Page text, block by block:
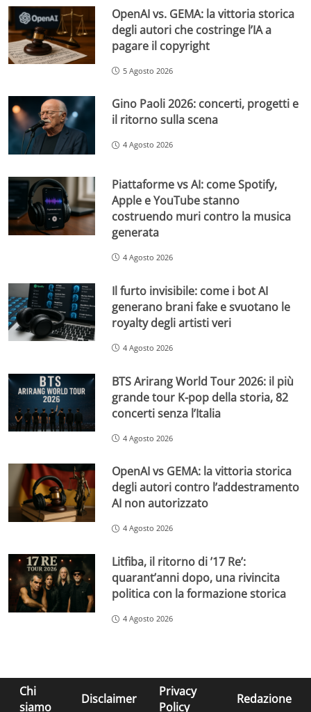
OpenAI vs. GEMA: la vittoria storica
degli autori che costringe l’IA a
pagare il copyright
5 Agosto 2026
Gino Paoli 2026: concerti, progetti e
il ritorno sulla scena
4 Agosto 2026
Piattaforme vs AI: come Spotify,
Apple e YouTube stanno
costruendo muri contro la musica
generata
4 Agosto 2026
Il furto invisibile: come i bot AI
generano brani fake e svuotano le
royalty degli artisti veri
4 Agosto 2026
BTS Arirang World Tour 2026: il più
grande tour K-pop della storia, 82
concerti senza l’Italia
4 Agosto 2026
OpenAI vs GEMA: la vittoria storica
degli autori contro l’addestramento
AI non autorizzato
4 Agosto 2026
Litfiba, il ritorno di ’17 Re’:
quarant’anni dopo, una rivincita
politica con la formazione storica
4 Agosto 2026
Chi
siamo
Disclaimer
Privacy
Policy
Redazione